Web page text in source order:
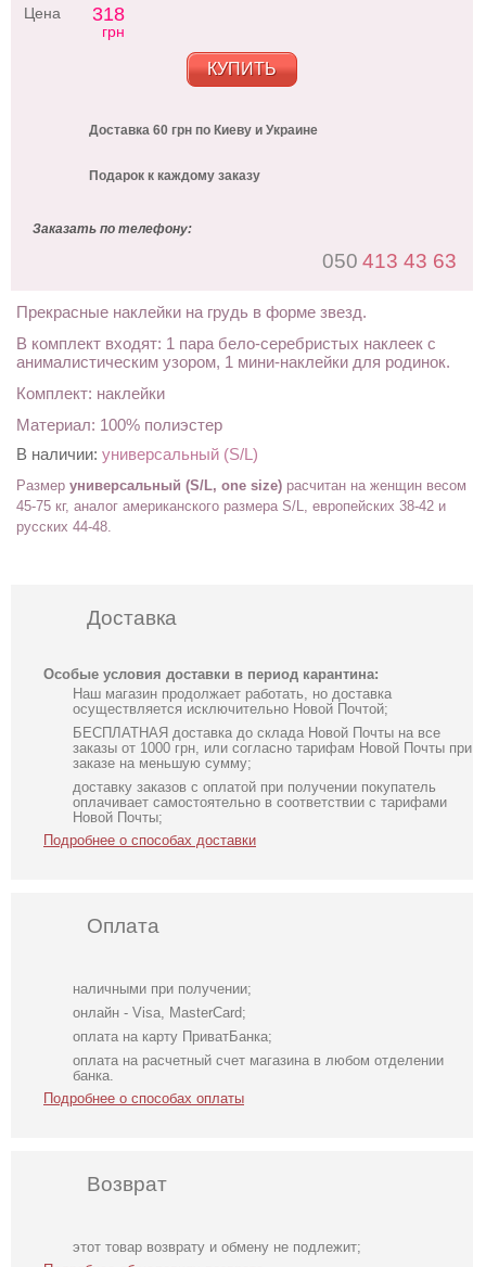
Цена 318
грн
КУПИТЬ
Доставка 60 грн по Киеву и Украине
Подарок к каждому заказу
Заказать по телефону:
050 413 43 63
Прекрасные наклейки на грудь в форме звезд.
В комплект входят: 1 пара бело-серебристых наклеек с
анималистическим узором, 1 мини-наклейки для родинок.
Комплект: наклейки
Материал: 100% полиэстер
В наличии: универсальный (S/L)
Размер универсальный (S/L, one size) расчитан на женщин весом
45-75 кг, аналог американского размера S/L, европейских 38-42 и
русских 44-48
Доставка
Особые условия доставки в период карантина:
Наш магазин продолжает работать, но доставка
осуществляется исключительно Новой Почтой;
БЕСПЛАТНАЯ доставка до склада Новой Почты на все
заказы от 1000 грн, или согласно тарифам Новой Почты при
заказе на меньшую сумму;
доставку заказов с оплатой при получении покупатель
оплачивает самостоятельно в соответствии с тарифами
Новой Почты;
Подробнее о способах доставки
Оплата
наличными при получении;
онлайн - Visa, MasterCard;
оплата на карту ПриватБанка;
оплата на расчетный счет магазина в любом отделении
банка.
Подробнее о способах оплаты
Возврат
этот товар возврату и обмену не подлежит;
Клипса
стягивающяя
Белые широкие
брители с
Яркие наклейки